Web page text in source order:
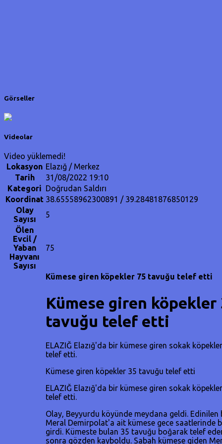
Görseller
Videolar
Video yüklemedi!
Lokasyon Elazığ / Merkez
Tarih
31/08/2022 19:10
Kategori Doğrudan Saldırı
Koordinat 38.65558962300891 / 39.28481876850129
Olay
Sayısı
5
Ölen
Evcil /
Yaban
Hayvanı
Sayısı
75
Kümese giren köpekler 75 tavuğu telef etti
Kümese giren köpekler
tavuğu telef etti
ELAZIĞ Elazığ'da bir kümese giren sokak
telef etti.
Kümese giren köpekler 35 tavuğu telef etti
ELAZIĞ Elazığ'da bir kümese giren sokak
telef etti.
Olay, Beyyurdu köyünde meydana geldi. Edinilen
Meral Demirpolat'a ait kümese gece saatlerinde
girdi. Kümeste bulan 35 tavuğu boğarak telef
sonra gözden kayboldu. Sabah kümese giden